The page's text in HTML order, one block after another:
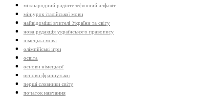
міжнародний радіотелефонний алфавіт
мініурок італійської мови
найвідоміші вчителі України та світу
нова редакція українського правопису
німецька мова
олімпійські ігри
освіта
основи німецької
основи французької
перші словники світу
початок навчання